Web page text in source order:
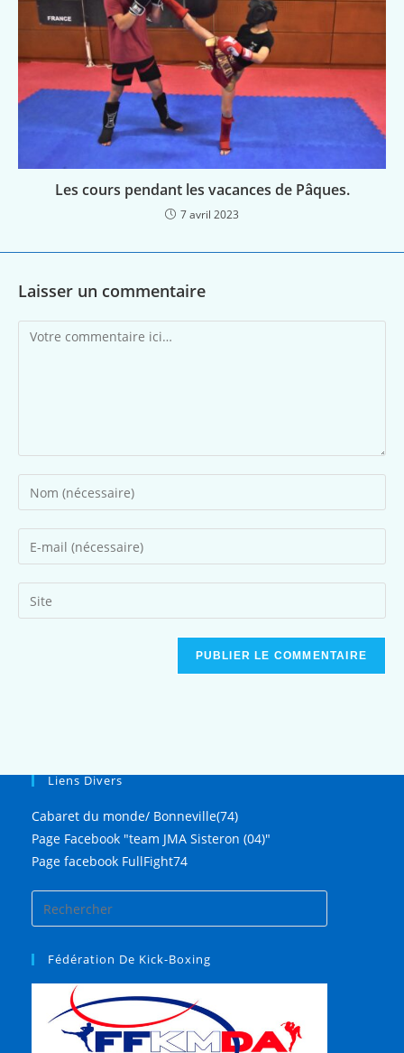
Les cours pendant les vacances de Pâques.
7 avril 2023
Laisser un commentaire
Liens Divers
Cabaret du monde/ Bonneville(74)
Page Facebook "team JMA Sisteron (04)"
Page facebook FullFight74
Fédération De Kick-Boxing